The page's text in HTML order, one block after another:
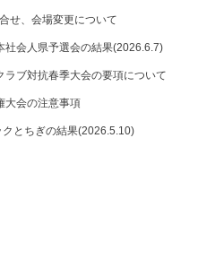
せ、会場変更について
社会人県予選会の結果(2026.6.7)
ラブ対抗春季大会の要項について
大会の注意事項
クとちぎの結果(2026.5.10)